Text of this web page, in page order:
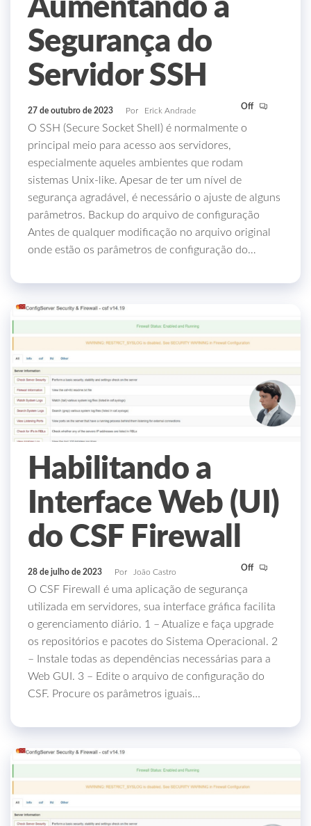
Aumentando a
Segurança do
Servidor SSH
27 de outubro de 2023 Por Erick Andrade Off
O SSH (Secure Socket Shell) é normalmente o
principal meio para acesso aos servidores,
especialmente aqueles ambientes que rodam
sistemas Unix-like. Apesar de ter um nível de
segurança agradável, é necessário o ajuste de alguns
parâmetros. Backup do arquivo de configuração
Antes de qualquer modificação no arquivo original
onde estão os parâmetros de configuração do…
Habilitando a
Interface Web (UI)
do CSF Firewall
28 de julho de 2023 Por João Castro Off
O CSF Firewall é uma aplicação de segurança
utilizada em servidores, sua interface gráfica facilita
o gerenciamento diário. 1 – Atualize e faça upgrade
os repositórios e pacotes do Sistema Operacional. 2
– Instale todas as dependências necessárias para a
Web GUI. 3 – Edite o arquivo de configuração do
CSF. Procure os parâmetros iguais…